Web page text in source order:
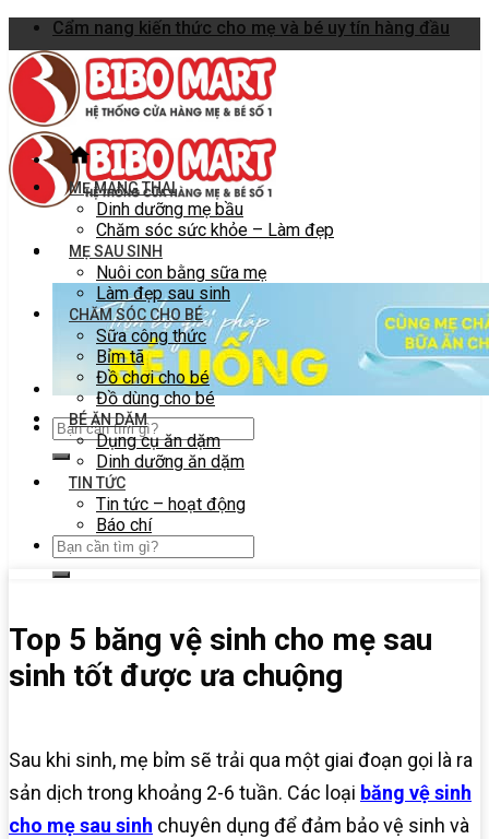
Skip
to
content
Cẩm nang kiến thức cho mẹ và bé uy tín hàng đầu
MẸ MANG THAI
Dinh dưỡng mẹ bầu
Chăm sóc sức khỏe – Làm đẹp
MẸ SAU SINH
Nuôi con bằng sữa mẹ
Làm đẹp sau sinh
CHĂM SÓC CHO BÉ
Sữa công thức
Bỉm tã
Đồ chơi cho bé
Đồ dùng cho bé
BÉ ĂN DẶM
Dụng cụ ăn dặm
Dinh dưỡng ăn dặm
TIN TỨC
Tin tức – hoạt động
Báo chí
Top 5 băng vệ sinh cho mẹ sau
sinh tốt được ưa chuộng
Sau khi sinh, mẹ bỉm sẽ trải qua một giai đoạn gọi là ra
sản dịch trong khoảng 2-6 tuần. Các loại băng vệ sinh
cho mẹ sau sinh chuyên dụng để đảm bảo vệ sinh và